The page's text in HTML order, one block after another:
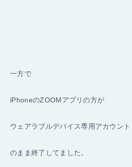
一方で
iPhoneのZOOMアプリの方が
ウェアラブルデバイス専用アカウント
のまま終了してました。